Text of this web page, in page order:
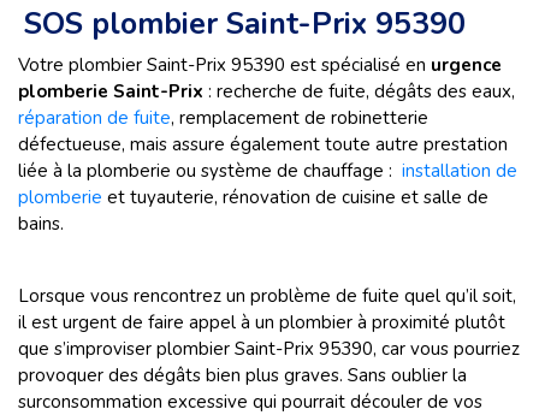
SOS plombier Saint-Prix 95390
Votre plombier Saint-Prix 95390 est spécialisé en urgence
plomberie Saint-Prix : recherche de fuite, dégâts des eaux,
réparation de fuite, remplacement de robinetterie
défectueuse, mais assure également toute autre prestation
liée à la plomberie ou système de chauffage : installation de
plomberie et tuyauterie, rénovation de cuisine et salle de
bains.
Lorsque vous rencontrez un problème de fuite quel qu’il soit,
il est urgent de faire appel à un plombier à proximité plutôt
que s’improviser plombier Saint-Prix 95390, car vous pourriez
provoquer des dégâts bien plus graves. Sans oublier la
surconsommation excessive qui pourrait découler de vos